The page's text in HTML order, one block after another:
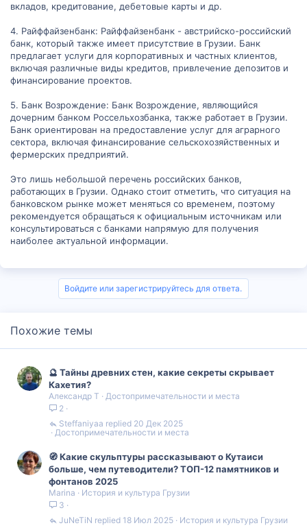
вкладов, кредитование, дебетовые карты и др.
4. Райффайзенбанк: Райффайзенбанк - австрийско-российский
банк, который также имеет присутствие в Грузии. Банк
предлагает услуги для корпоративных и частных клиентов,
включая различные виды кредитов, привлечение депозитов и
финансирование проектов.
5. Банк Возрождение: Банк Возрождение, являющийся
дочерним банком Россельхозбанка, также работает в Грузии.
Банк ориентирован на предоставление услуг для аграрного
сектора, включая финансирование сельскохозяйственных и
фермерских предприятий.
Это лишь небольшой перечень российских банков,
работающих в Грузии. Однако стоит отметить, что ситуация на
банковском рынке может меняться со временем, поэтому
рекомендуется обращаться к официальным источникам или
консультироваться с банками напрямую для получения
наиболее актуальной информации.
Войдите или зарегистрируйтесь для ответа.
Похожие темы
🔮 Тайны древних стен, какие секреты скрывает
Кахетия?
Александр Т
Достопримечательности и места
2
Достопримечательности и места
20 Дек 2025
Steffaniyaa
🧭 Какие скульптуры рассказывают о Кутаиси
больше, чем путеводители? ТОП-12 памятников и
фонтанов 2025
Marina
История и культура Грузии
3
История и культура Грузии
18 Июл 2025
JuNeTiN